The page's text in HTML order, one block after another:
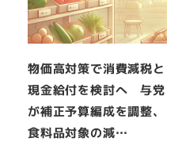
物価高対策で消費減税と
現金給付を検討へ 与党
が補正予算編成を調整、
食料品対象の減…